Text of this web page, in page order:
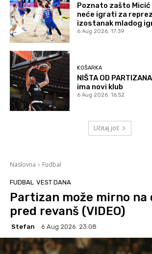
Poznato zašto Micić
neće igrati za
izostanak mladog
6 Aug 2026. 17:39
KOŠARKA
NIŠTA OD
ima novi klub
6 Aug 2026. 16:52
Učitaj još